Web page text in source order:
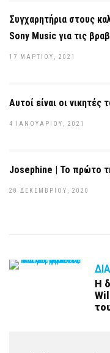
Συγχαρητήρια στους
Sony Music για τις
17 ΜΑΡΤΊΟΥ, 2021
Αυτοί είναι οι
4 ΙΑΝΟΥΑΡΊΟΥ, 2021
Josephine | Το πρώτο
28 ΔΕΚΕΜΒΡΊΟΥ, 2020
Η